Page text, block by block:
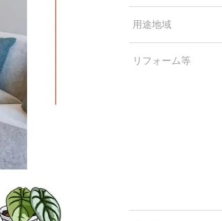
用途地域
リフォーム等